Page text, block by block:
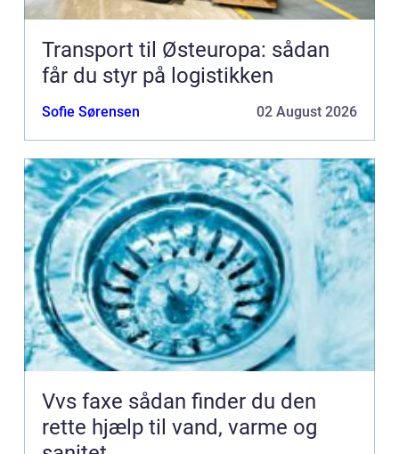
Transport til Østeuropa: sådan
får du styr på logistikken
Sofie Sørensen 02 August 2026
Vvs faxe sådan finder du den
rette hjælp til vand, varme og